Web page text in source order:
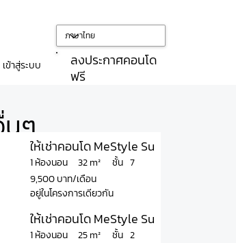
เข้าสู่ระบบ
ลงประกาศคอนโด
ฟรี
ๆ
าร
ให้เช่าคอนโด MeStyle Sukhumvit -
1 ห้องนอน
9,500 บาท/เดือน
ชั้น
32 m² 7
อยู่ในโครงการเดียวกัน
ให้เช่าคอนโด MeStyle Sukhumvit -
1 ห้องนอน
ชั้น
25 m² 2